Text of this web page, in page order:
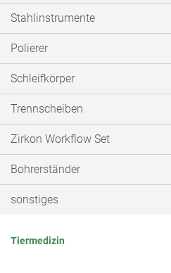
Stahlinstrumente
Polierer
Schleifkörper
Trennscheiben
Zirkon Workflow Set
Bohrerständer
sonstiges
Tiermedizin